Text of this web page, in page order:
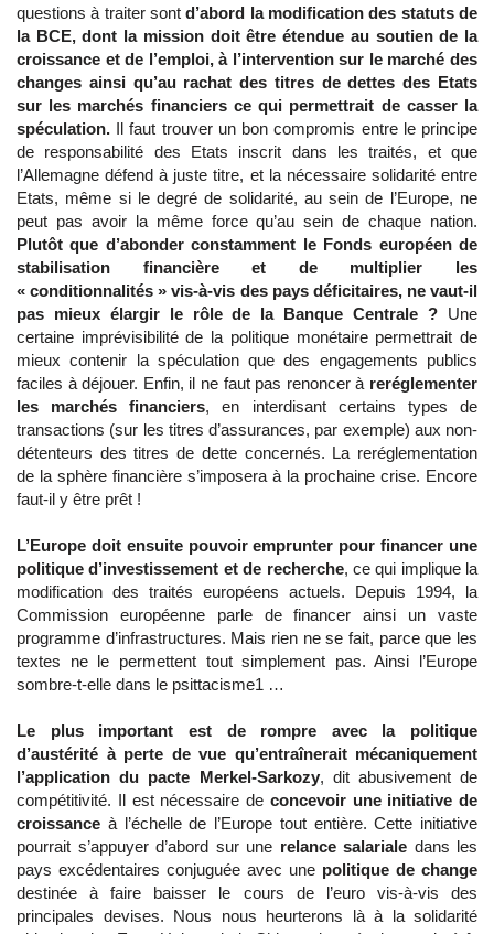
questions à traiter sontd’abord la modification des statuts de
la BCE, dont la mission doit être étendue au soutien de la
croissance et de l’emploi, à l’intervention sur le marché des
changes ainsi qu’au rachat des titres de dettes des Etats
sur les marchés financiers ce qui permettrait de casser la
spéculation. Il faut trouver un bon compromis entre le principe
de responsabilité des Etats inscrit dans les traités, et que
l’Allemagne défend à juste titre, et la nécessaire solidarité entre
Etats, même si le degré de solidarité, au sein de l’Europe, ne
peut pas avoir la même force qu’au sein de chaque nation.
Plutôt que d’abonder constamment le Fonds européen de
stabilisation financière et de multiplier les
« conditionnalités » vis-à-vis des pays déficitaires, ne vaut-il
pas mieux élargir le rôle de la Banque Centrale ? Une
certaine imprévisibilité de la politique monétaire permettrait de
mieux contenir la spéculation que des engagements publics
faciles à déjouer. Enfin, il ne faut pas renoncer à reréglementer
les marchés financiers, en interdisant certains types de
transactions (sur les titres d’assurances, par exemple) aux non-
détenteurs des titres de dette concernés. La reréglementation
de la sphère financière s’imposera à la prochaine crise. Encore
faut-il y être prêt !
L’Europe doit ensuite pouvoir emprunter pour financer une
politique d’investissement et de recherche, ce qui implique la
modification des traités européens actuels. Depuis 1994, la
Commission européenne parle de financer ainsi un vaste
programme d’infrastructures. Mais rien ne se fait, parce que les
textes ne le permettent tout simplement pas. Ainsi l’Europe
sombre-t-elle dans le psittacisme1 …
Le plus important est de rompre avec la politique
d’austérité à perte de vue qu’entraînerait mécaniquement
l’application du pacte Merkel-Sarkozy, dit abusivement de
compétitivité. Il est nécessaire de concevoir une initiative de
croissance à l’échelle de l’Europe tout entière. Cette initiative
pourrait s’appuyer d’abord sur une relance salariale dans les
pays excédentaires conjuguée avec une politique de change
destinée à faire baisser le cours de l’euro vis-à-vis des
principales devises. Nous nous heurterons là à la solidarité